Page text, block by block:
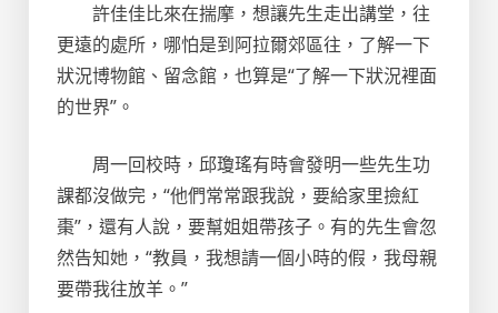
許佳佳比來在揣摩，想讓先生走出講堂，往
更遠的處所，哪怕是到阿拉爾郊區往，了解一下
狀況博物館、留念館，也算是“了解一下狀況裡面
的世界”。
周一回校時，邱瓊瑤有時會發明一些先生功
課都沒做完，“他們常常跟我說，要給家里撿紅
棗”，還有人說，要幫姐姐帶孩子。有的先生會忽
然告知她，“教員，我想請一個小時的假，我母親
要帶我往放羊。”